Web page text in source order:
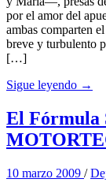
por el amor del
ambas comparten
breve y turbulento
[…]
Sigue leyendo →
El Fórmula
10 marzo 2009 /